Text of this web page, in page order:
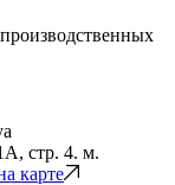
стр. 4. м.
карте